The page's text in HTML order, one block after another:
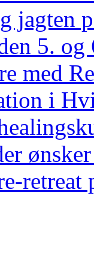
jagten
5.
med
i
retreat